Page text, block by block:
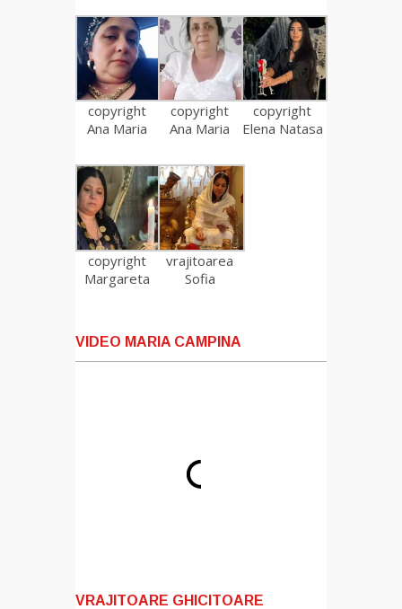
copyright
Ana Maria
copyright
Ana Maria
copyright
Elena Natasa
copyright
Margareta
vrajitoarea
Sofia
VIDEO MARIA CAMPINA
VRAJITOARE GHICITOARE